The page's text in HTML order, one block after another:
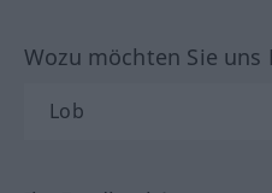
Wozu möchten Sie uns